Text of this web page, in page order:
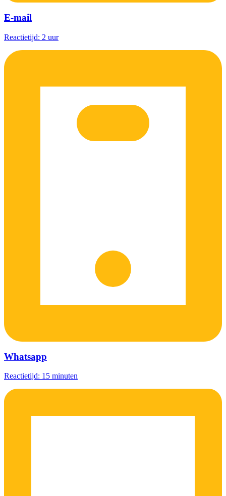
E-mail
Reactietijd: 2 uur
Whatsapp
Reactietijd: 15 minuten